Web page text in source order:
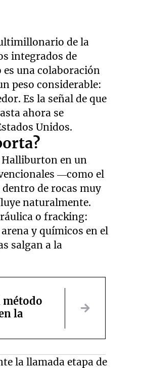
de la
integrados de
es una colaboración
peso considerable:
Es la señal de que
ahora se
Unidos.
Halliburton en un
—como el
de rocas muy
naturalmente.
o fracking:
y químicos en el
salgan a la
método
la
la llamada etapa de